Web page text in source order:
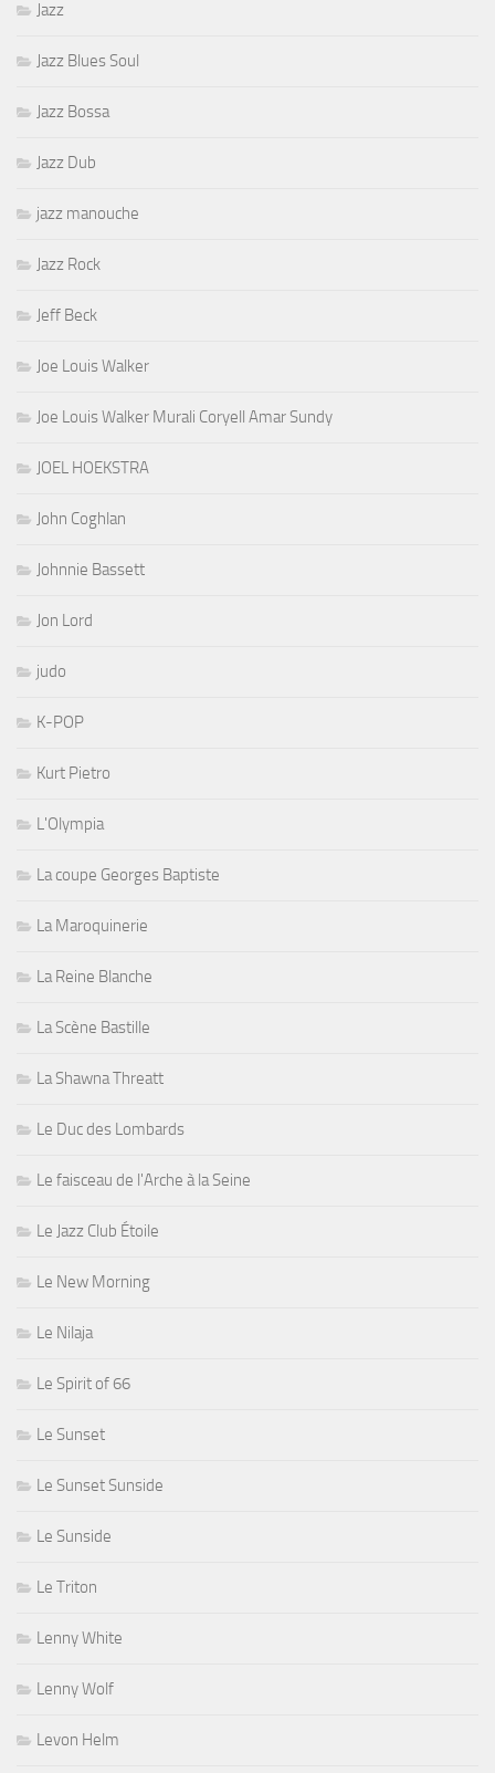
Jazz
Jazz Blues Soul
Jazz Bossa
Jazz Dub
jazz manouche
Jazz Rock
Jeff Beck
Joe Louis Walker
Joe Louis Walker Murali Coryell Amar Sundy
JOEL HOEKSTRA
John Coghlan
Johnnie Bassett
Jon Lord
judo
K-POP
Kurt Pietro
L'Olympia
La coupe Georges Baptiste
La Maroquinerie
La Reine Blanche
La Scène Bastille
La Shawna Threatt
Le Duc des Lombards
Le faisceau de l'Arche à la Seine
Le Jazz Club Étoile
Le New Morning
Le Nilaja
Le Spirit of 66
Le Sunset
Le Sunset Sunside
Le Sunside
Le Triton
Lenny White
Lenny Wolf
Levon Helm